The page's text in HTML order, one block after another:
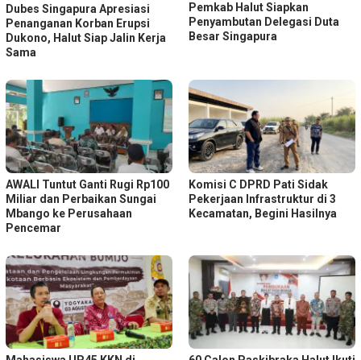
Dubes Singapura Apresiasi
Penanganan Korban Erupsi
Dukono, Halut Siap Jalin Kerja
Sama
Pemkab Halut Siapkan
Penyambutan Delegasi Duta
Besar Singapura
AWALI Tuntut Ganti Rugi Rp100
Miliar dan Perbaikan Sungai
Mbango ke Perusahaan
Pencemar
Komisi C DPRD Pati Sidak
Pekerjaan Infrastruktur di 3
Kecamatan, Begini Hasilnya